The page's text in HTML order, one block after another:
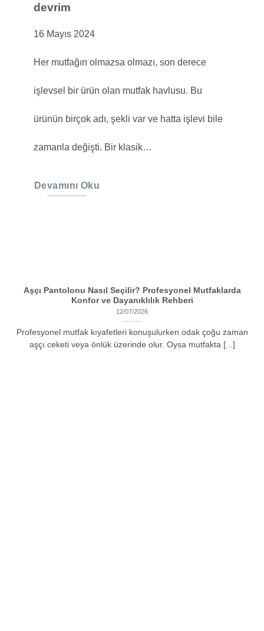
devrim
16 Mayıs 2024
Her mutfağın olmazsa olmazı, son derece
işlevsel bir ürün olan mutfak havlusu. Bu
ürünün birçok adı, şekli var ve hatta işlevi bile
zamanla değişti. Bir klasik…
Devamını Oku
Aşçı Pantolonu Nasıl Seçilir? Profesyonel Mutfaklarda
Konfor ve Dayanıklılık Rehberi
12/07/2026
Profesyonel mutfak kıyafetleri konuşulurken odak çoğu zaman
aşçı ceketi veya önlük üzerinde olur. Oysa mutfakta [...]